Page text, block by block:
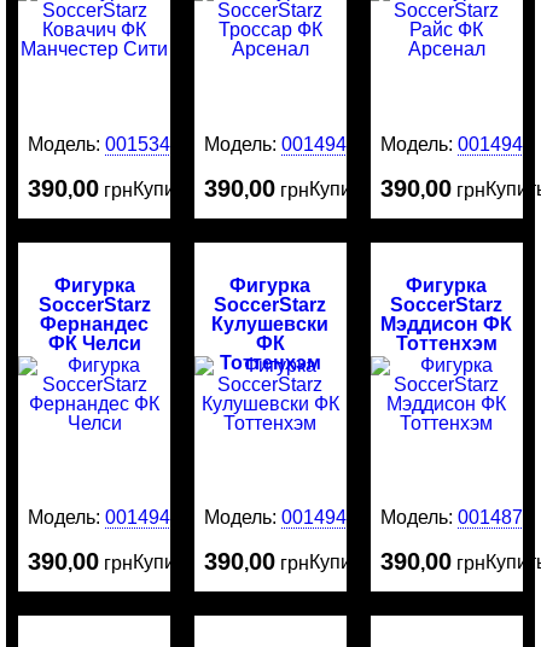
Модель:0015340
390,00 грнКупить
Модель:0014945
390,00 грнКупить
Модель: 0014944
390,00 грн
Фигурка
SoccerStarz
Фернандес
ФК Челси
Модель:0014943
390,00 грнКупить
Фигурка
SoccerStarz
Кулушевски
ФК
Тоттенхэм
Модель:0014942
390,00 грнКупить
Фигурка
SoccerStarz
Мэддисон ФК
Тоттенхэм
Модель: 0014874
390,00 грн